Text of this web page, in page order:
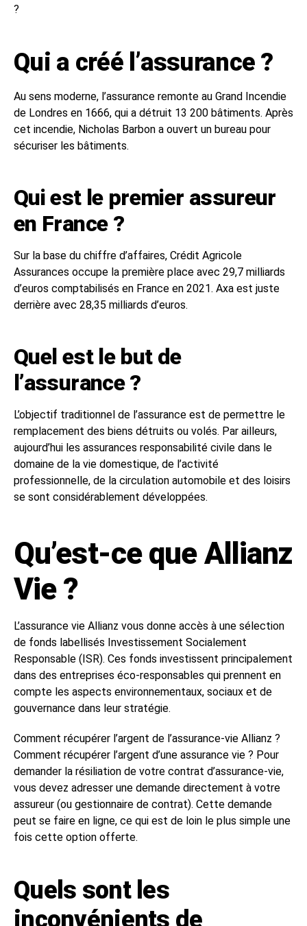
?
Qui a créé l’assurance ?
Au sens moderne, l’assurance remonte au Grand Incendie
de Londres en 1666, qui a détruit 13 200 bâtiments. Après
cet incendie, Nicholas Barbon a ouvert un bureau pour
sécuriser les bâtiments.
Qui est le premier assureur
en France ?
Sur la base du chiffre d’affaires, Crédit Agricole
Assurances occupe la première place avec 29,7 milliards
d’euros comptabilisés en France en 2021. Axa est juste
derrière avec 28,35 milliards d’euros.
Quel est le but de
l’assurance ?
L’objectif traditionnel de l’assurance est de permettre le
remplacement des biens détruits ou volés. Par ailleurs,
aujourd’hui les assurances responsabilité civile dans le
domaine de la vie domestique, de l’activité
professionnelle, de la circulation automobile et des loisirs
se sont considérablement développées.
Qu’est-ce que Allianz
Vie ?
L’assurance vie Allianz vous donne accès à une sélection
de fonds labellisés Investissement Socialement
Responsable (ISR). Ces fonds investissent principalement
dans des entreprises éco-responsables qui prennent en
compte les aspects environnementaux, sociaux et de
gouvernance dans leur stratégie.
Comment récupérer l’argent de l’assurance-vie Allianz ?
Comment récupérer l’argent d’une assurance vie ? Pour
demander la résiliation de votre contrat d’assurance-vie,
vous devez adresser une demande directement à votre
assureur (ou gestionnaire de contrat). Cette demande
peut se faire en ligne, ce qui est de loin le plus simple une
fois cette option offerte.
Quels sont les
inconvénients de